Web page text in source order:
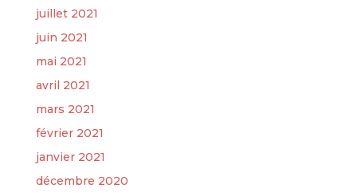
juillet 2021
juin 2021
mai 2021
avril 2021
mars 2021
février 2021
janvier 2021
décembre 2020